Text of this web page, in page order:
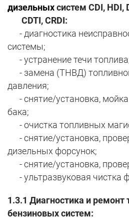
дизельныхсистем CDI, HDI,
CDTI, CRDI:
- диагностика
системы;
- устранение течи
- замена (ТНВД)
давления;
- снятие/установка,
бака;
- очистка топливных
- снятие/установка,
дизельных форсунок;
- снятие/установка,
- ультразвуковая чистка
1.3.1 Диагностика и ремонт
бензиновых систем: